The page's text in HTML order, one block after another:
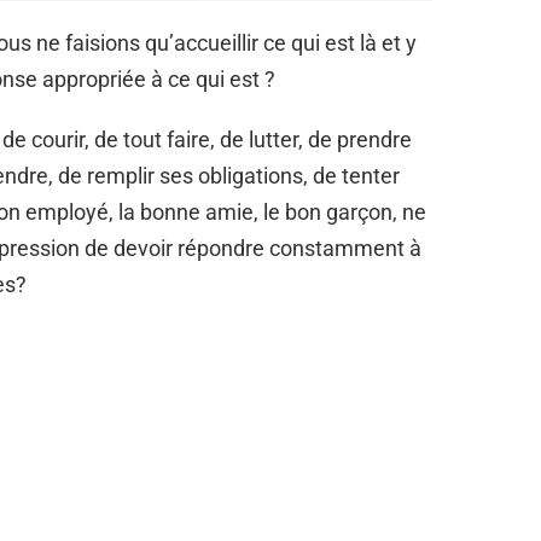
ne faisions qu’accueillir ce qui est là et y
appropriée à ce qui est ?
courir, de tout faire, de lutter, de prendre
de remplir ses obligations, de tenter
employé, la bonne amie, le bon garçon, ne
de devoir répondre constamment à